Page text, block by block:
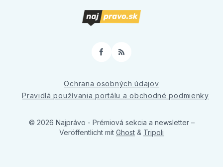
Facebook
RSS
Ochrana osobných údajov
Pravidlá používania portálu a obchodné podmienky
© 2026 Najprávo - Prémiová sekcia a newsletter –
Veröffentlicht mit Ghost & Tripoli